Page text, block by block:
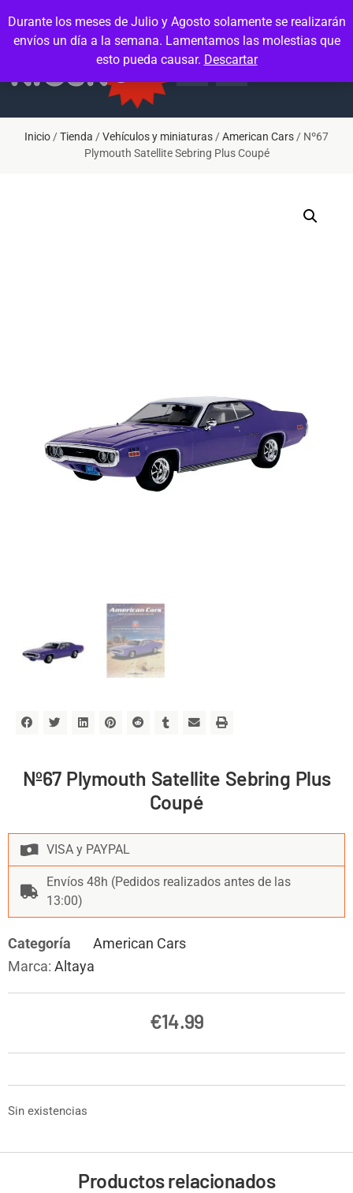
Durante los meses de Julio y Agosto solamente se realizarán
envíos un día a la semana. Lamentamos las molestias que
esto pueda causar. Descartar
Inicio /Tienda /Vehículos y miniaturas /American Cars / Nº67
Plymouth Satellite Sebring Plus Coupé
Nº67 Plymouth Satellite Sebring Plus
Coupé
VISA y PAYPAL
Envíos 48h (Pedidos realizados antes de las
13:00)
Categoría
American Cars
Marca: Altaya
€14.99
Sin existencias
Productos relacionados